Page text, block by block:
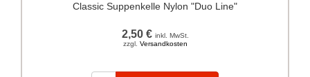
Classic Suppenkelle Nylon "Duo Line"
2,50 € inkl. MwSt.
zzgl. Versandkosten